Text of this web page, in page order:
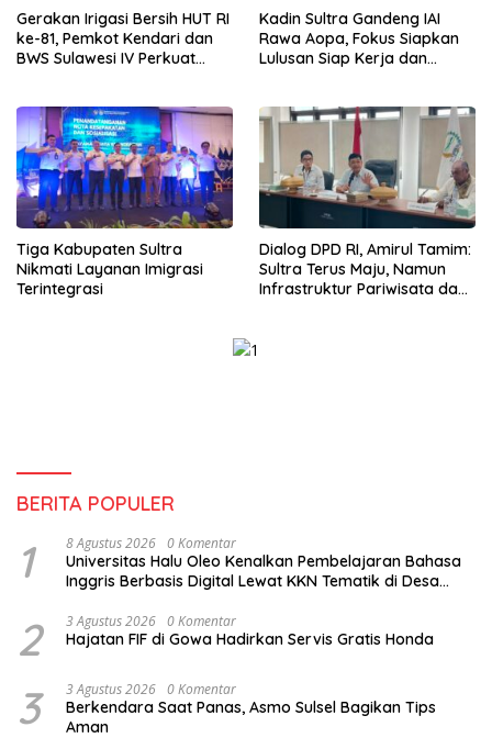
Gerakan Irigasi Bersih HUT RI
ke-81, Pemkot Kendari dan
BWS Sulawesi IV Perkuat
Kadin Sultra Gandeng IAI
Rawa Aopa, Fokus Siapkan
Lulusan Siap Kerja dan
Tiga Kabupaten Sultra
Nikmati Layanan Imigrasi
Terintegrasi
Dialog DPD RI, Amirul Tamim:
Sultra Terus Maju, Namun
Infrastruktur Pariwisata dan
BERITA POPULER
1 8 Agustus 2026 0 Komentar
Universitas Halu Oleo Kenalkan Pembelajaran Bahasa
Inggris Berbasis Digital Lewat KKN Tematik di Desa
2 3 Agustus 2026 0 Komentar
Hajatan FIF di Gowa Hadirkan Servis Gratis Honda
3 3 Agustus 2026 0 Komentar
Berkendara Saat Panas, Asmo Sulsel Bagikan Tips
Aman